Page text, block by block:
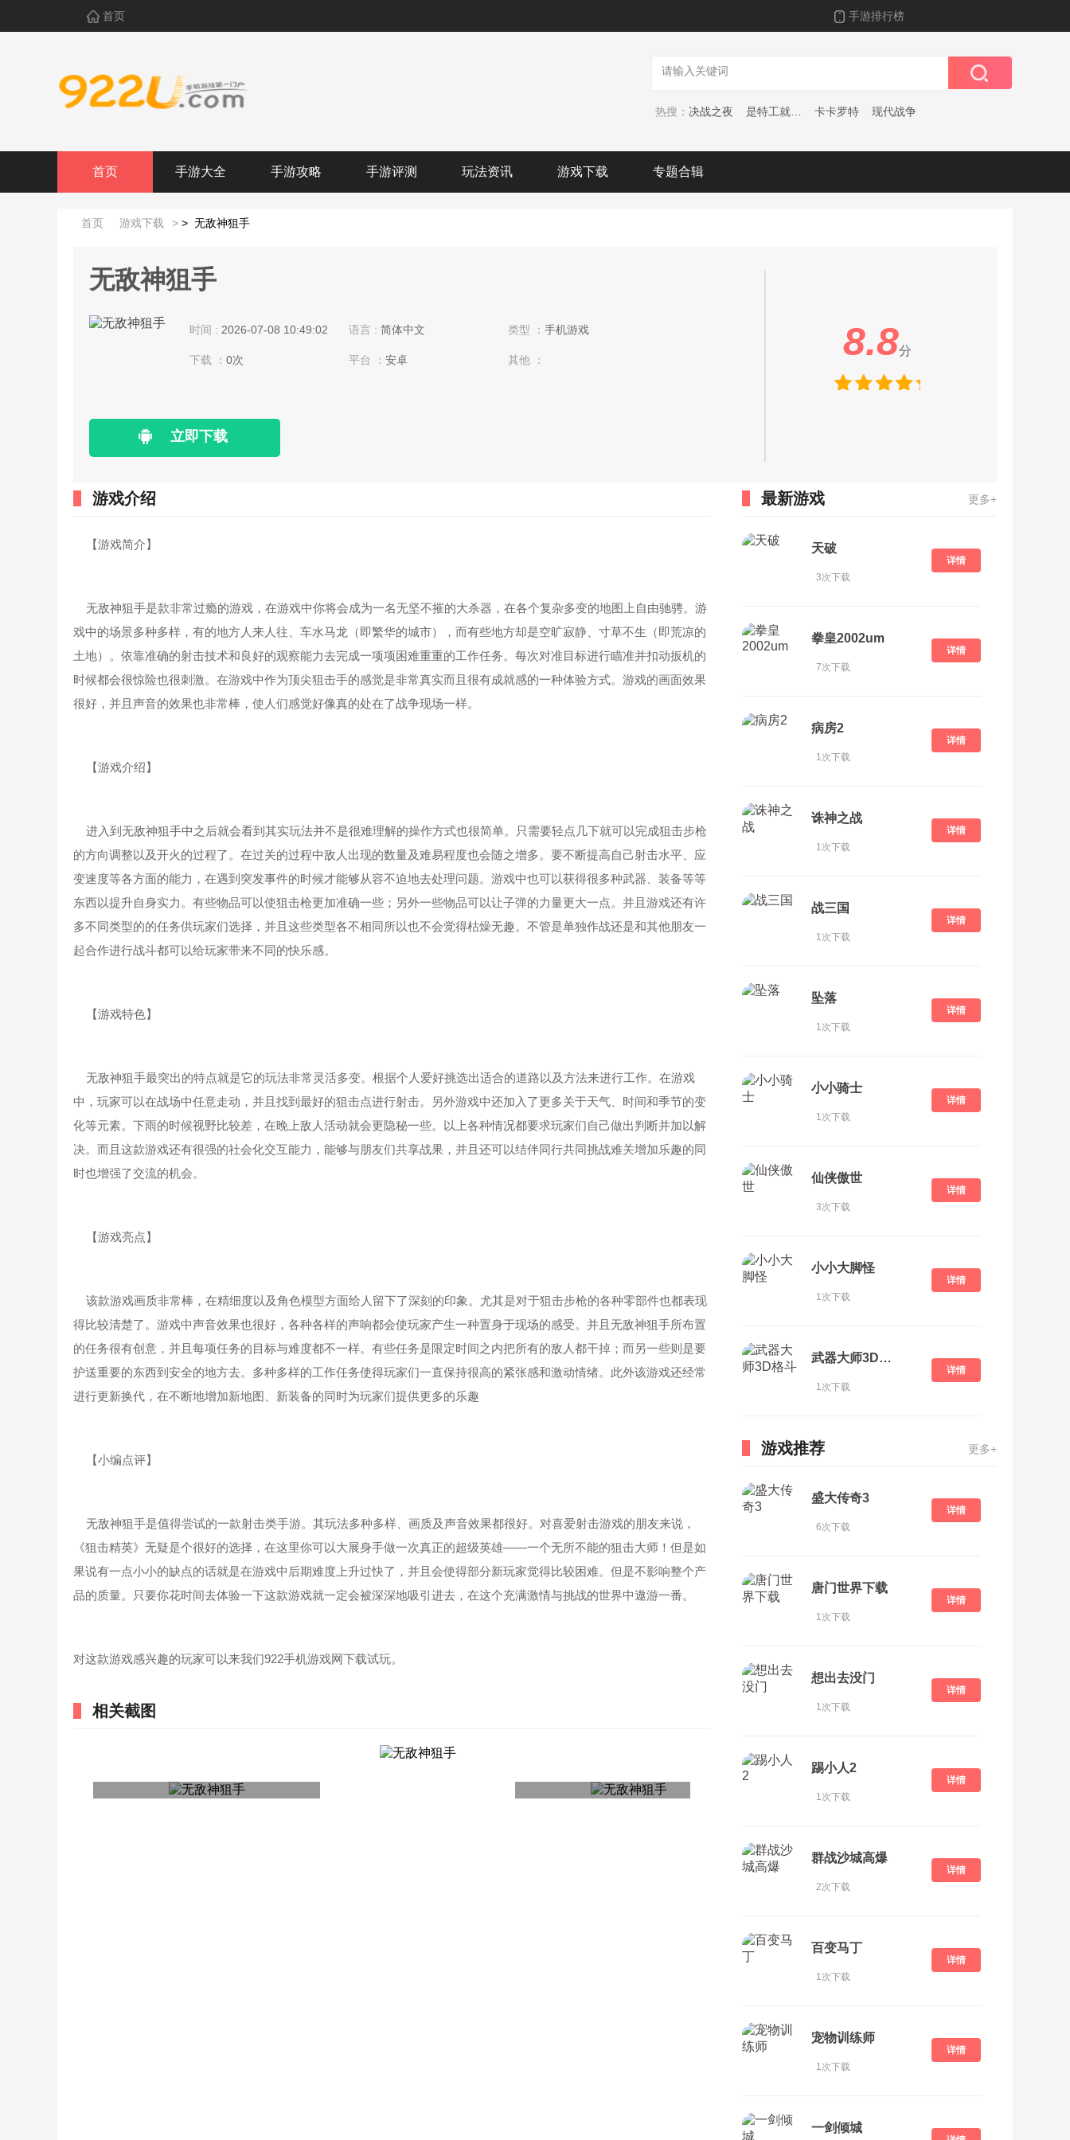
首页 手游排行榜
热搜： 决战之夜 卡卡罗特 现代战争
首页 手游大全 手游攻略 手游评测 玩法资讯 游戏下载 专题合辑
首页 >
游戏下载 > 无敌神狙手
无敌神狙手
时间 : 2026-07-08 10:49:02 语言 : 简体中文 类型 ： 手机游戏
下载 ： 0次 平台 ： 安卓 其他 ：
立即下载
8.8分
游戏介绍
【游戏简介】
无敌神狙手是款非常过瘾的游戏，在游戏中你将会成为一名无坚不摧的大杀器，在各个复杂多变的地图上自由驰骋。游
戏中的场景多种多样，有的地方人来人往、车水马龙（即繁华的城市），而有些地方却是空旷寂静、寸草不生（即荒凉的
土地）。依靠准确的射击技术和良好的观察能力去完成一项项困难重重的工作任务。每次对准目标进行瞄准并扣动扳机的
时候都会很惊险也很刺激。在游戏中作为顶尖狙击手的感觉是非常真实而且很有成就感的一种体验方式。游戏的画面效果
很好，并且声音的效果也非常棒，使人们感觉好像真的处在了战争现场一样。
【游戏介绍】
进入到无敌神狙手中之后就会看到其实玩法并不是很难理解的操作方式也很简单。只需要轻点几下就可以完成狙击步枪
的方向调整以及开火的过程了。在过关的过程中敌人出现的数量及难易程度也会随之增多。要不断提高自己射击水平、应
变速度等各方面的能力，在遇到突发事件的时候才能够从容不迫地去处理问题。游戏中也可以获得很多种武器、装备等等
东西以提升自身实力。有些物品可以使狙击枪更加准确一些；另外一些物品可以让子弹的力量更大一点。并且游戏还有许
多不同类型的的任务供玩家们选择，并且这些类型各不相同所以也不会觉得枯燥无趣。不管是单独作战还是和其他朋友一
起合作进行战斗都可以给玩家带来不同的快乐感。
【游戏特色】
无敌神狙手最突出的特点就是它的玩法非常灵活多变。根据个人爱好挑选出适合的道路以及方法来进行工作。在游戏
中，玩家可以在战场中任意走动，并且找到最好的狙击点进行射击。另外游戏中还加入了更多关于天气、时间和季节的变
化等元素。下雨的时候视野比较差，在晚上敌人活动就会更隐秘一些。以上各种情况都要求玩家们自己做出判断并加以解
决。而且这款游戏还有很强的社会化交互能力，能够与朋友们共享战果，并且还可以结伴同行共同挑战难关增加乐趣的同
时也增强了交流的机会。
【游戏亮点】
该款游戏画质非常棒，在精细度以及角色模型方面给人留下了深刻的印象。尤其是对于狙击步枪的各种零部件也都表现
得比较清楚了。游戏中声音效果也很好，各种各样的声响都会使玩家产生一种置身于现场的感受。并且无敌神狙手所布置
的任务很有创意，并且每项任务的目标与难度都不一样。有些任务是限定时间之内把所有的敌人都干掉；而另一些则是要
护送重要的东西到安全的地方去。多种多样的工作任务使得玩家们一直保持很高的紧张感和激动情绪。此外该游戏还经常
进行更新换代，在不断地增加新地图、新装备的同时为玩家们提供更多的乐趣
【小编点评】
无敌神狙手是值得尝试的一款射击类手游。其玩法多种多样、画质及声音效果都很好。对喜爱射击游戏的朋友来说，
《狙击精英》无疑是个很好的选择，在这里你可以大展身手做一次真正的超级英雄——一个无所不能的狙击大师！但是如
果说有一点小小的缺点的话就是在游戏中后期难度上升过快了，并且会使得部分新玩家觉得比较困难。但是不影响整个产
品的质量。只要你花时间去体验一下这款游戏就一定会被深深地吸引进去，在这个充满激情与挑战的世界中遨游一番。
对这款游戏感兴趣的玩家可以来我们922手机游戏网下载试玩。
相关截图
最新游戏 更多+
天破
3次下载
详情
拳皇2002um
7次下载
详情
病房2
1次下载
详情
诛神之战
1次下载
详情
战三国
1次下载
详情
坠落
1次下载
详情
小小骑士
1次下载
详情
仙侠傲世
3次下载
详情
小小大脚怪
1次下载
详情
武器大师3D格斗
1次下载
详情
游戏推荐 更多+
盛大传奇3
6次下载
详情
唐门世界下载
1次下载
详情
想出去没门
1次下载
详情
踢小人2
1次下载
详情
群战沙城高爆
2次下载
详情
百变马丁
1次下载
详情
宠物训练师
1次下载
详情
一剑倾城